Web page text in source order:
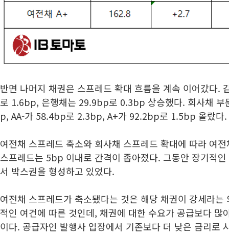
반면 나머지 채권은 스프레드 확대 흐름을 계속 이어갔다.
로 1.6bp, 은행채는 29.9bp로 0.3bp 상승했다. 회사채 부
p, AA-가 58.4bp로 2.3bp, A+가 92.2bp로 1.5bp 올랐다.
여전채 스프레드 축소와 회사채 스프레드 확대에 따라 여
스프레드는 5bp 이내로 간격이 좁아졌다. 그동안 장기적
서 박스권을 형성하고 있었다.
여전채 스프레드가 축소됐다는 것은 해당 채권이 강세라
적인 여건에 따른 것인데, 채권에 대한 수요가 공급보다 많
이다. 공급자인 발행사 입장에서 기존보다 더 낮은 금리로